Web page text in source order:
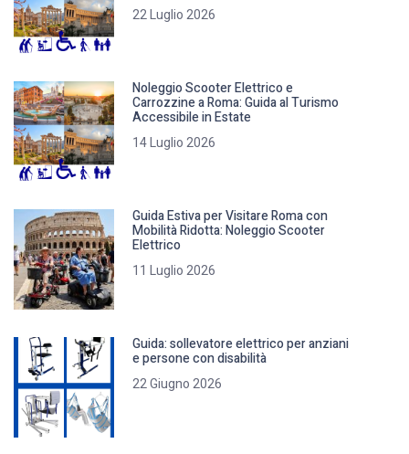
22 Luglio 2026
Noleggio Scooter Elettrico e
Carrozzine a Roma: Guida al Turismo
Accessibile in Estate
14 Luglio 2026
Guida Estiva per Visitare Roma con
Mobilità Ridotta: Noleggio Scooter
Elettrico
11 Luglio 2026
Guida: sollevatore elettrico per anziani
e persone con disabilità
22 Giugno 2026